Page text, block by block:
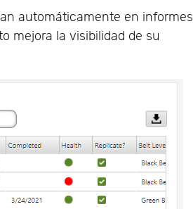
automáticamente en informes
mejora la visibilidad de su